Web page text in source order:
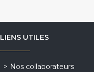
LIENS UTILES
Nos collaborateurs